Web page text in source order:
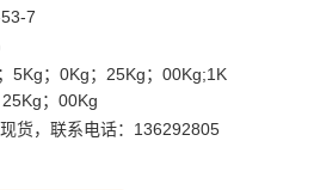
7
5Kg；0Kg；25Kg；00Kg;1K
；00Kg
货，联系电话：136292805